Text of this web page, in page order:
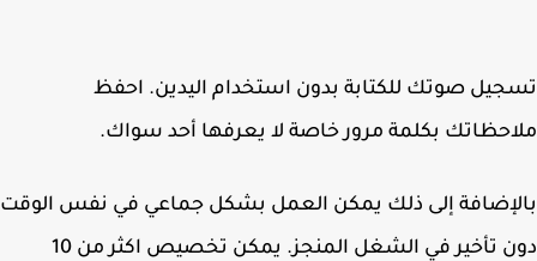
صوتك للكتابة بدون استخدام اليدين. احفظ
بكلمة مرور خاصة لا يعرفها أحد سواك.
إلى ذلك يمكن العمل بشكل جماعي في نفس الوقت
دون تأخير في الشغل المنجز. يمكن تخصيص اكثر من 10